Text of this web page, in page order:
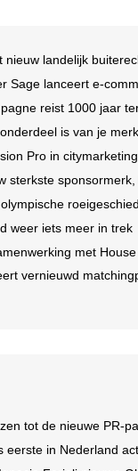
nieuw landelijk
Sage lanceert e-
reist 1000 jaar
is van je
Pro in citymarketing
sterkste
weer iets meer in trek
met
vernieuwd
tot de nieuwe PR-
eerste in Nederland